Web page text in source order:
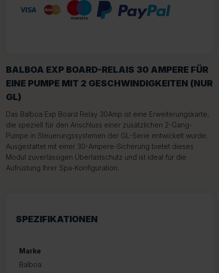
BALBOA EXP BOARD-RELAIS 30 AMPERE FÜR
EINE PUMPE MIT 2 GESCHWINDIGKEITEN (NUR
GL)
Das Balboa Exp Board Relay 30Amp ist eine Erweiterungskarte,
die speziell für den Anschluss einer zusätzlichen 2-Gang-
Pumpe in Steuerungssystemen der GL-Serie entwickelt wurde.
Ausgestattet mit einer 30-Ampere-Sicherung bietet dieses
Modul zuverlässigen Überlastschutz und ist ideal für die
Aufrüstung Ihrer Spa-Konfiguration.
SPEZIFIKATIONEN
Marke
Balboa